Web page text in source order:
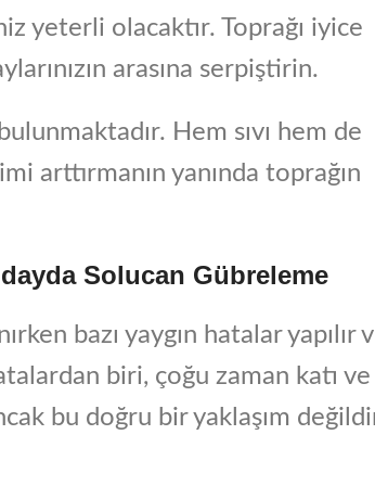
yeterli olacaktır. Toprağı iyice
arasına serpiştirin.
Hem sıvı hem de
arttırmanın yanında toprağın
Solucan Gübreleme
bazı yaygın hatalar yapılır
biri, çoğu zaman katı ve
bu doğru bir yaklaşım